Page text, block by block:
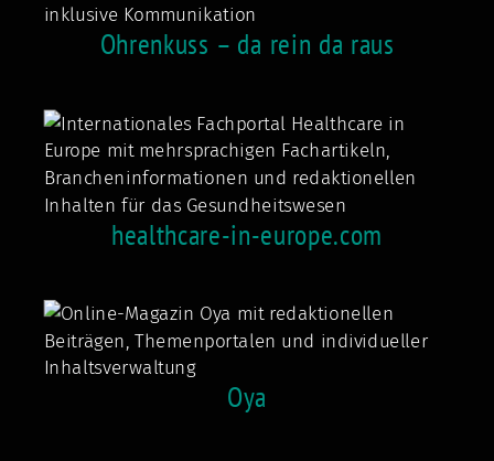
Ohrenkuss – da rein da raus
healthcare-in-europe.com
Oya